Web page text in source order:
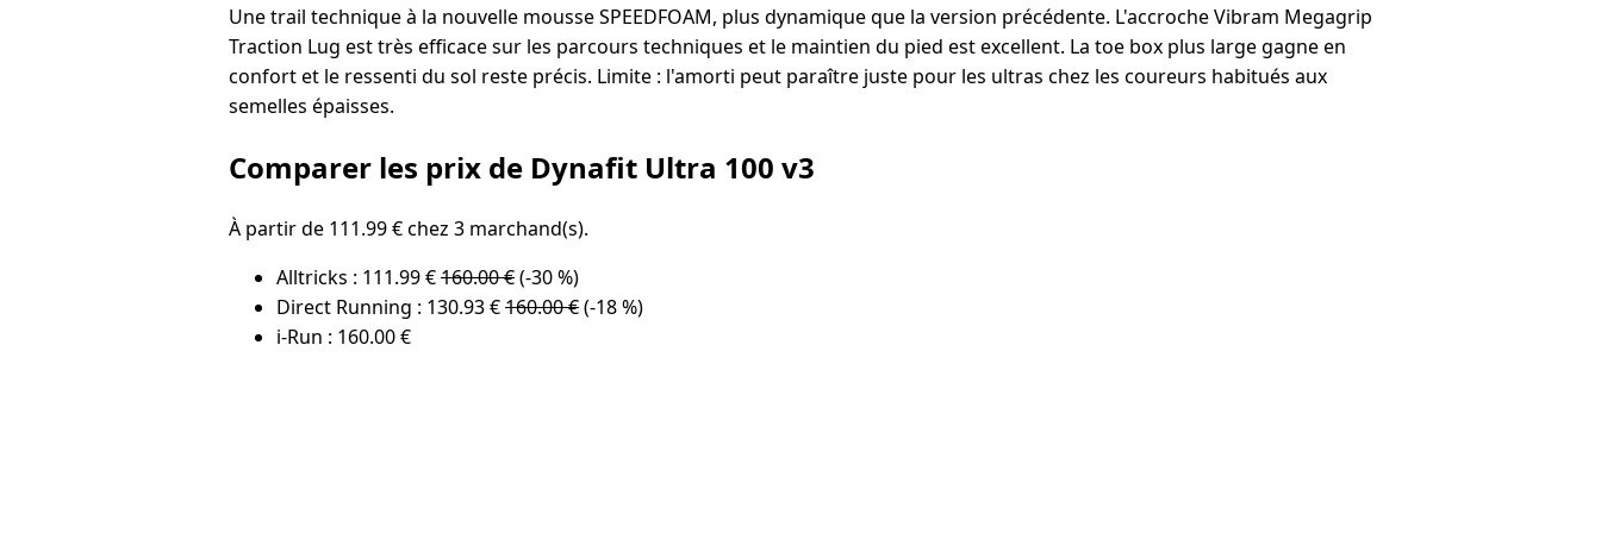
Une trail technique à la nouvelle mousse SPEEDFOAM, plus dynamique que la version précédente. L'accroche Vibram Megagrip
Traction Lug est très efficace sur les parcours techniques et le maintien du pied est excellent. La toe box plus large gagne en
confort et le ressenti du sol reste précis. Limite : l'amorti peut paraître juste pour les ultras chez les coureurs habitués aux
semelles épaisses.
Comparer les prix de Dynafit Ultra 100 v3
À partir de 111.99 € chez 3 marchand(s).
Alltricks : 111.99 €160.00 €(-30 %)
Direct Running : 130.93 €160.00 €(-18 %)
i-Run : 160.00 €